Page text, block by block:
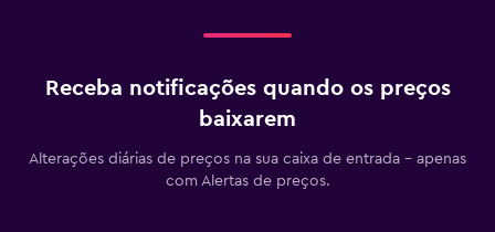
Receba notificações quando os preços
baixarem
Alterações diárias de preços na sua caixa de entrada - apenas
com Alertas de preços.